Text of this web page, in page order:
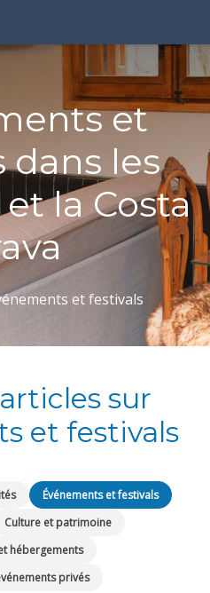
et
dans les
la Costa
et festivals
sur
et festivals
Événements et festivals
Culture et patrimoine
hébergements
privés